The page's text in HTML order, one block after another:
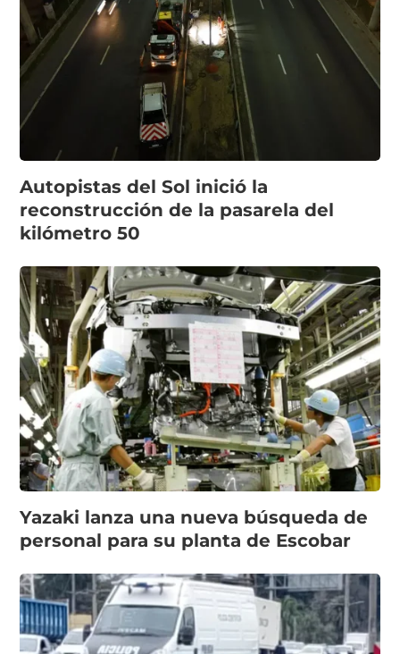
Autopistas del Sol inició la
reconstrucción de la pasarela del
kilómetro 50
Yazaki lanza una nueva búsqueda de
personal para su planta de Escobar